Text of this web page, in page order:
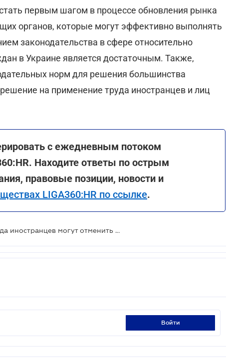
первым шагом в процессе обновления рынка
органов, которые могут эффективно выполнять
законодательства в сфере относительно
в Украине является достаточным. Также,
норм для решения большинства
на применение труда иностранцев и лиц
с ежедневным потоком
Находите ответы по острым
правовые позиции, новости и
LIGA360:HR по ссылке.
Разрешение на применение труда иностранцев могут отменить - проект
войти